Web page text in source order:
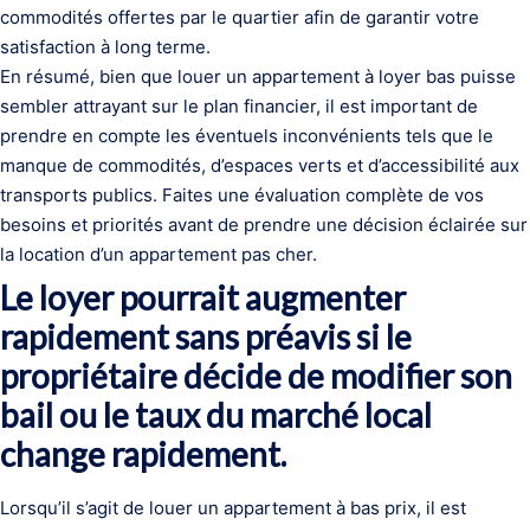
commodités offertes par le quartier afin de garantir votre
satisfaction à long terme.
En résumé, bien que louer un appartement à loyer bas puisse
sembler attrayant sur le plan financier, il est important de
prendre en compte les éventuels inconvénients tels que le
manque de commodités, d’espaces verts et d’accessibilité aux
transports publics. Faites une évaluation complète de vos
besoins et priorités avant de prendre une décision éclairée sur
la location d’un appartement pas cher.
Le loyer pourrait augmenter
rapidement sans préavis si le
propriétaire décide de modifier son
bail ou le taux du marché local
change rapidement.
Lorsqu’il s’agit de louer un appartement à bas prix, il est